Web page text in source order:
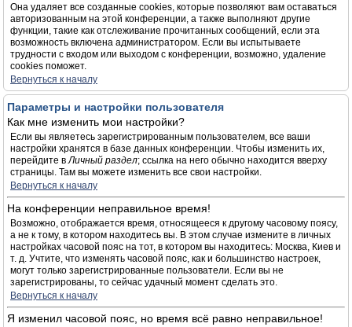
Она удаляет все созданные cookies, которые позволяют вам оставаться
авторизованным на этой конференции, а также выполняют другие
функции, такие как отслеживание прочитанных сообщений, если эта
возможность включена администратором. Если вы испытываете
трудности с входом или выходом с конференции, возможно, удаление
cookies поможет.
Вернуться к началу
Параметры и настройки пользователя
Как мне изменить мои настройки?
Если вы являетесь зарегистрированным пользователем, все ваши
настройки хранятся в базе данных конференции. Чтобы изменить их,
перейдите вЛичный раздел; ссылка на него обычно находится вверху
страницы. Там вы можете изменить все свои настройки.
Вернуться к началу
На конференции неправильное время!
Возможно, отображается время, относящееся к другому часовому поясу,
а не к тому, в котором находитесь вы. В этом случае измените в личных
настройках часовой пояс на тот, в котором вы находитесь: Москва, Киев и
т. д. Учтите, что изменять часовой пояс, как и большинство настроек,
могут только зарегистрированные пользователи. Если вы не
зарегистрированы, то сейчас удачный момент сделать это.
Вернуться к началу
Я изменил часовой пояс, но время всё равно неправильное!